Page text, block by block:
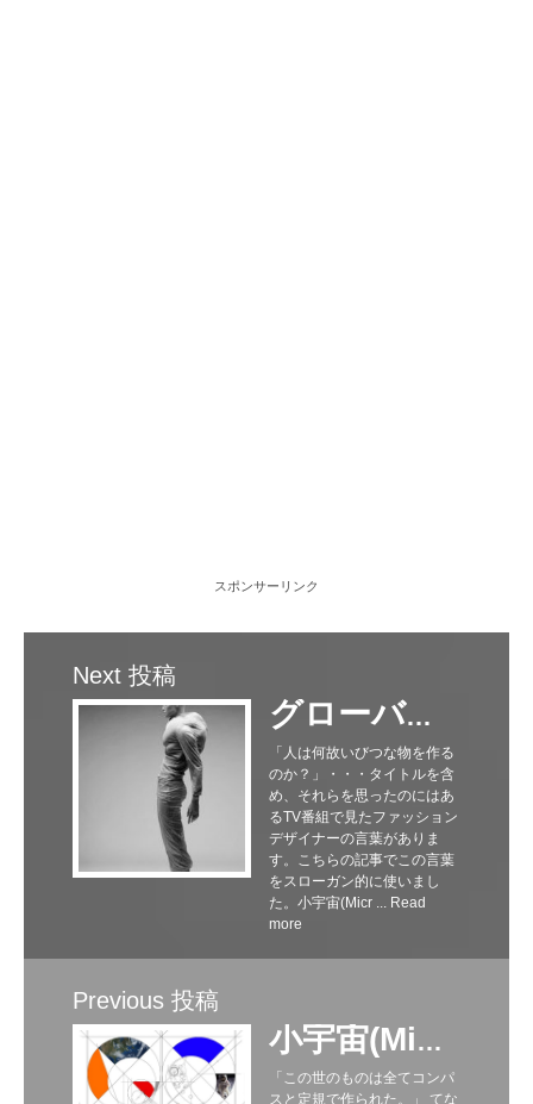
スポンサーリンク
Next 投稿
グローバリズムは異質なものでも受け容れる知性。
「人は何故いびつな物を作る
のか？」・・・タイトルを含
め、それらを思ったのにはあ
るTV番組で見たファッション
デザイナーの言葉がありま
す。こちらの記事でこの言葉
をスローガン的に使いまし
た。小宇宙(Micr ... Read
more
Previous 投稿
小宇宙(Microcosm)で楽しむ。
「この世のものは全てコンパ
スと定規で作られた。」 てな